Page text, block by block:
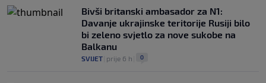
Bivši britanski ambasador za N1:
Davanje ukrajinske teritorije Rusiji bilo
bi zeleno svjetlo za nove sukobe na
Balkanu
SVIJET prije 6 h 0